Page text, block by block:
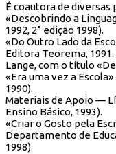
É coautora de diversas
«Descobrindo a
1992, 2ª edição 1998).
«Do Outro Lado da
Editora Teorema,
Lange, com o título
«Era uma vez a
1990).
Materiais de Apoio —
Ensino Básico, 1993).
«Criar o Gosto pela
Departamento de
1998).